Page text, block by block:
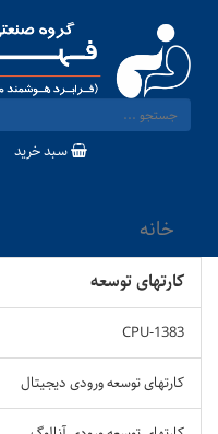
سبد خرید
خانه
کارتهای توسعه
CPU-1383
کارتهای توسعه ورودی دیجیتال